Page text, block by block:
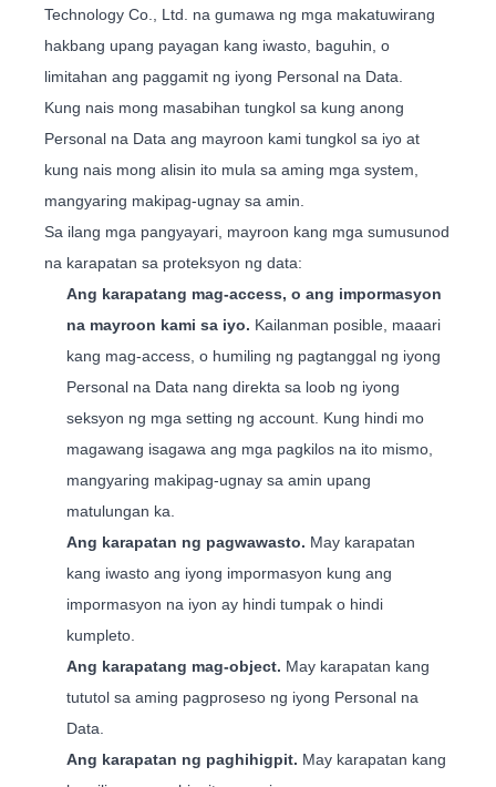
Technology Co., Ltd. na gumawa ng mga makatuwirang
hakbang upang payagan kang iwasto, baguhin, o
limitahan ang paggamit ng iyong Personal na Data.
Kung nais mong masabihan tungkol sa kung anong
Personal na Data ang mayroon kami tungkol sa iyo at
kung nais mong alisin ito mula sa aming mga system,
mangyaring makipag-ugnay sa amin.
Sa ilang mga pangyayari, mayroon kang mga sumusunod
na karapatan sa proteksyon ng data:
Ang karapatang mag-access, o ang impormasyon
na mayroon kami sa iyo. Kailanman posible, maaari
kang mag-access, o humiling ng pagtanggal ng iyong
Personal na Data nang direkta sa loob ng iyong
seksyon ng mga setting ng account. Kung hindi mo
magawang isagawa ang mga pagkilos na ito mismo,
mangyaring makipag-ugnay sa amin upang
matulungan ka.
Ang karapatan ng pagwawasto. May karapatan
kang iwasto ang iyong impormasyon kung ang
impormasyon na iyon ay hindi tumpak o hindi
kumpleto.
Ang karapatang mag-object. May karapatan kang
tututol sa aming pagproseso ng iyong Personal na
Data.
Ang karapatan ng paghihigpit. May karapatan kang